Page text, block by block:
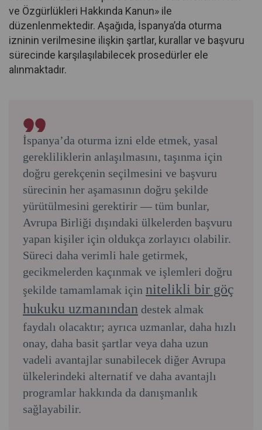
ve Özgürlükleri Hakkında Kanun» ile
düzenlenmektedir. Aşağıda, İspanya’da oturma
izninin verilmesine ilişkin şartlar, kurallar ve başvuru
sürecinde karşılaşılabilecek prosedürler ele
alınmaktadır.
İspanya’da oturma izni elde etmek, yasal
gerekliliklerin anlaşılmasını, taşınma için
doğru gerekçenin seçilmesini ve başvuru
sürecinin her aşamasının doğru şekilde
yürütülmesini gerektirir — tüm bunlar,
Avrupa Birliği dışındaki ülkelerden başvuru
yapan kişiler için oldukça zorlayıcı olabilir.
Süreci daha verimli hale getirmek,
gecikmelerden kaçınmak ve işlemleri doğru
şekilde tamamlamak için nitelikli bir göç
hukuku uzmanından destek almak
faydalı olacaktır; ayrıca uzmanlar, daha hızlı
onay, daha basit şartlar veya daha uzun
vadeli avantajlar sunabilecek diğer Avrupa
ülkelerindeki alternatif ve daha avantajlı
programlar hakkında da danışmanlık
sağlayabilir.